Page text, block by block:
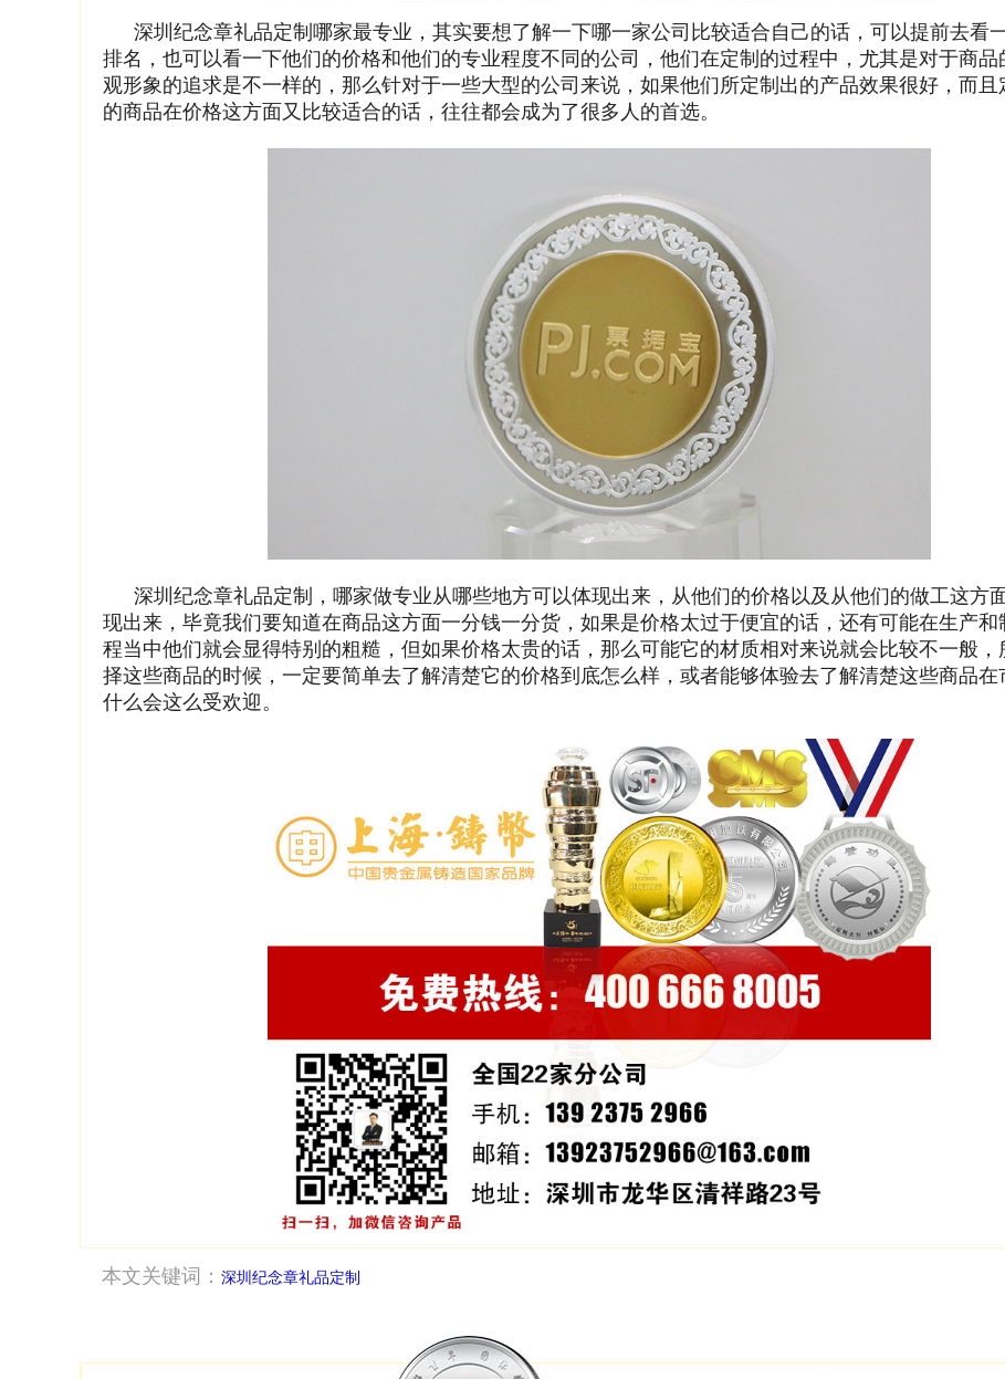
深圳纪念章礼品定制哪家最专业，其实要想了解一下哪一家公司比较适合自己的话，可以提前去看
排名，也可以看一下他们的价格和他们的专业程度不同的公司，他们在定制的过程中，尤其是对于商品
观形象的追求是不一样的，那么针对于一些大型的公司来说，如果他们所定制出的产品效果很好，而且
的商品在价格这方面又比较适合的话，往往都会成为了很多人的首选。
深圳纪念章礼品定制，哪家做专业从哪些地方可以体现出来，从他们的价格以及从他们的做工这方
现出来，毕竟我们要知道在商品这方面一分钱一分货，如果是价格太过于便宜的话，还有可能在生产和
程当中他们就会显得特别的粗糙，但如果价格太贵的话，那么可能它的材质相对来说就会比较不一般，
择这些商品的时候，一定要简单去了解清楚它的价格到底怎么样，或者能够体验去了解清楚这些商品在
什么会这么受欢迎。
本文关键词： 深圳纪念章礼品定制